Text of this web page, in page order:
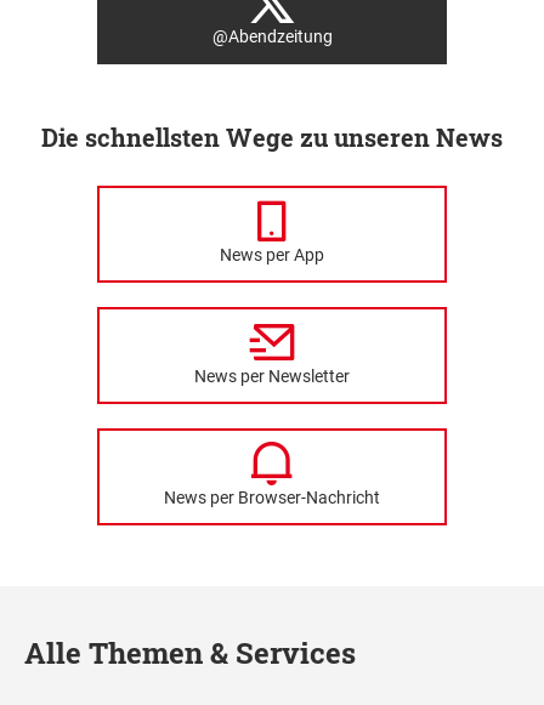
@Abendzeitung
Die schnellsten Wege zu unseren News
News per App
News per Newsletter
News per Browser-Nachricht
Alle Themen & Services